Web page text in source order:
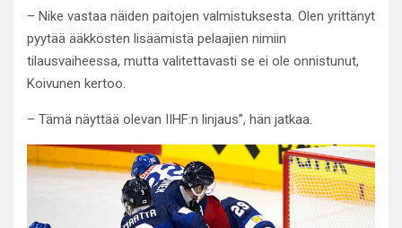
– Nike vastaa näiden paitojen valmistuksesta. Olen yrittänyt
pyytää ääkkösten lisäämistä pelaajien nimiin
tilausvaiheessa, mutta valitettavasti se ei ole onnistunut,
Koivunen kertoo.
– Tämä näyttää olevan IIHF:n linjaus”, hän jatkaa.